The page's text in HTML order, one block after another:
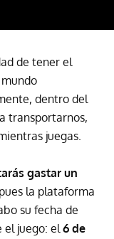
de tener el
dentro del
transportarnos,
juegas.
gastar un
la plataforma
su fecha de
el juego: el6 de